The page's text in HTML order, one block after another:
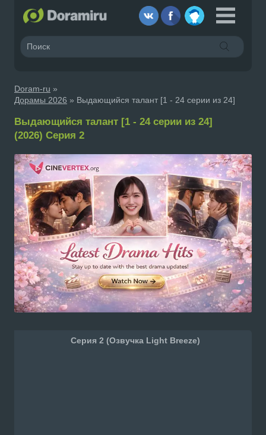
Doram-ru »
Дорамы 2026 » Выдающийся талант [1 - 24 серии из 24]
Выдающийся талант [1 - 24 серии из 24]
(2026) Серия 2
Серия 2 (Озвучка Light Breeze)